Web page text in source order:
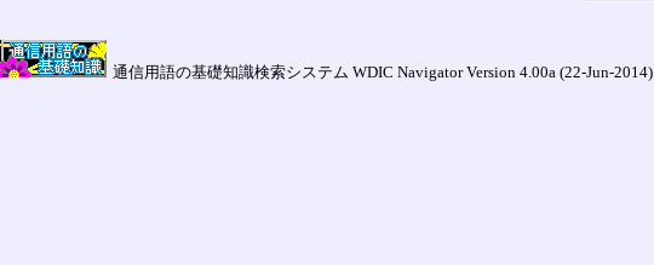
通信用語の基礎知識検索システム WDIC Navigator Version 4.00a (22-Jun-2014)